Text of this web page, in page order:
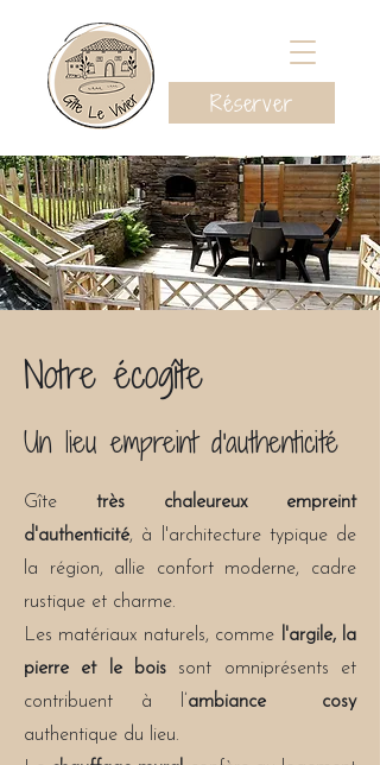
Réserver
Notre écogîte
Un lieu empreint d'authenticité
Gîte très chaleureux
empreint
d'authenticité, à l'architecture typique de
la région, allie confort moderne, cadre
rustique et charme.
Les matériaux naturels, comme
l'argile, la
pierre et le bois sont omniprésents et
contribuent à l’ ambiance cosy
authentique du lieu.